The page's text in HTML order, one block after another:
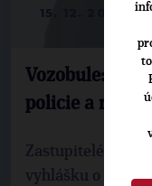
Vozobule:
policie a
Zastupitelé Plzně
vyhlášku o